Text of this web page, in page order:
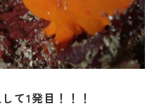
て1発目！！！